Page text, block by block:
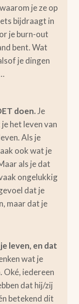
je ze op
bijdraagt in
je burn-out
bent. Wat
je dingen
doen. Je
het leven van
Als je
ook wat je
als je dat
ongelukkig
dat je
maar dat je
leven, en dat
wat je
Oké, iedereen
dat hij/zij
betekend dit